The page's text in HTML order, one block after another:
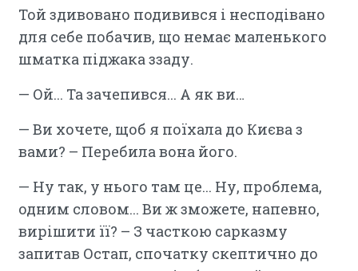
Той здивовано подивився і несподівано
для себе побачив, що немає маленького
шматка піджака ззаду.
— Ой... Та зачепився... А як ви…
— Ви хочете, щоб я поїхала до Києва з
вами? – Перебила вона його.
— Ну так, у нього там це... Ну, проблема,
одним словом... Ви ж зможете, напевно,
вирішити її? – З часткою сарказму
запитав Остап, спочатку скептично до